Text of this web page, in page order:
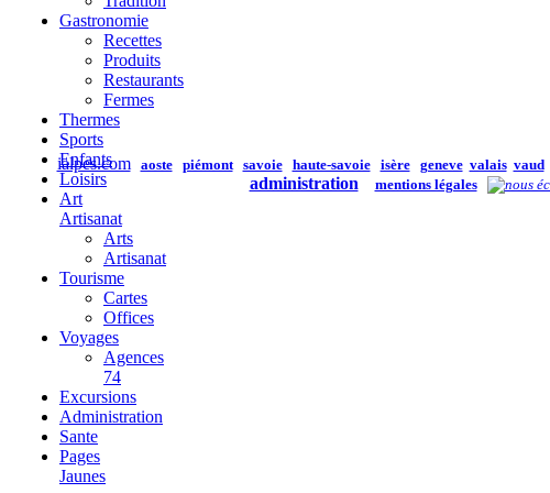
ialpes.com aoste piémont savoie haute-savoie isère geneve valais vaud
administration
mentions légales
Gastronomie
Recettes
Produits
Restaurants
Fermes
Thermes
Sports
Enfants
Loisirs
Art
Artisanat
Arts
Artisanat
Tourisme
Cartes
Offices
Voyages
Agences
74
Excursions
Administration
Sante
Pages
Jaunes